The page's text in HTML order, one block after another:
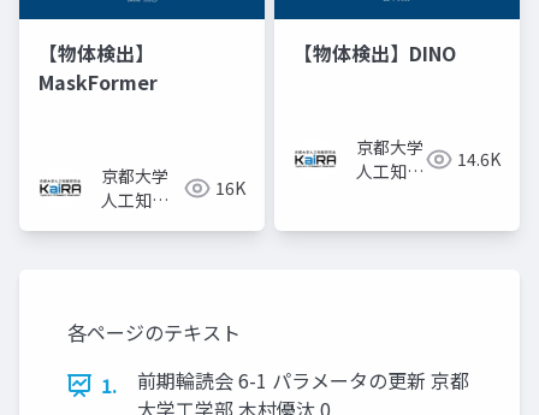
【物体検出】
MaskFormer
京都大学
人工知能
16K
【物体検出】DINO
京都大学
人工知能
14.6K
各ページのテキスト
1.
前期輪読会 6-1 パラメータの更新 京都
大学工学部 木村優汰 0